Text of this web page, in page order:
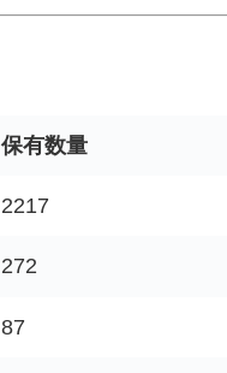
保有数量
2217
272
87